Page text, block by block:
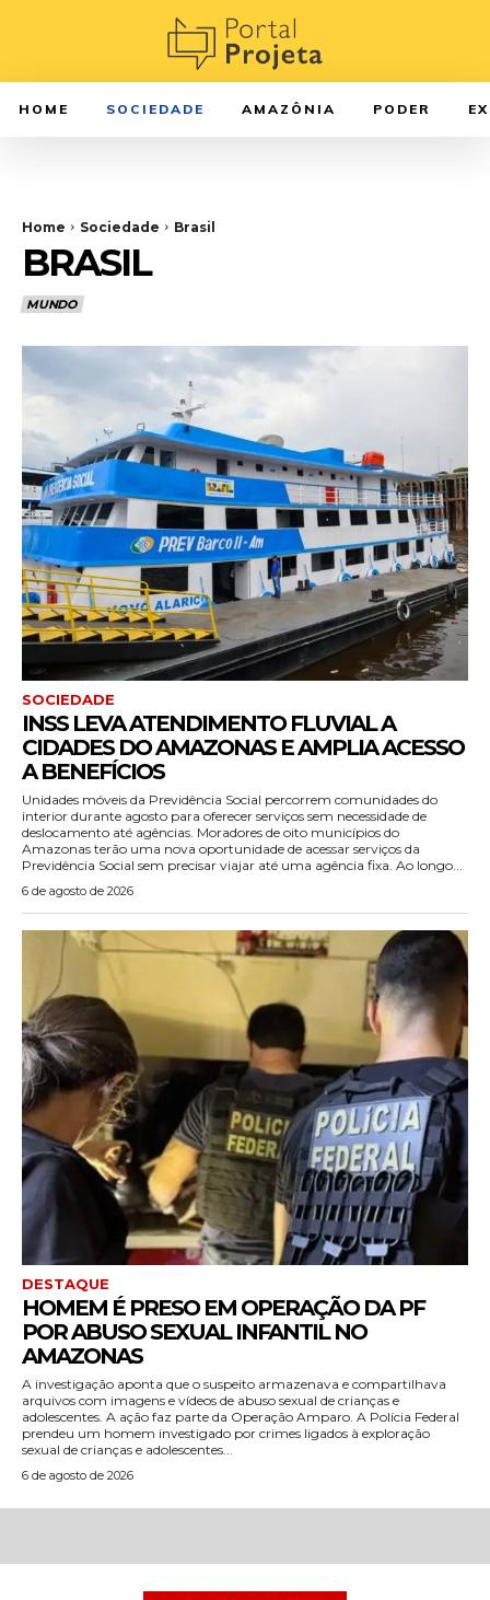
HOME SOCIEDADE AMAZÔNIA PODER
Home Sociedade Brasil
BRASIL
MUNDO
SOCIEDADE
INSS LEVA ATENDIMENTO FLUVIAL A
CIDADES DO AMAZONAS E AMPLIA ACESSO
A BENEFÍCIOS
Unidades móveis da Previdência Social percorrem comunidades do
interior durante agosto para oferecer serviços sem necessidade de
deslocamento até agências. Moradores de oito municípios do
Amazonas terão uma nova oportunidade de acessar serviços da
Previdência Social sem precisar viajar até uma agência fixa. Ao longo...
6 de agosto de 2026
DESTAQUE
HOMEM É PRESO EM OPERAÇÃO DA PF
POR ABUSO SEXUAL INFANTIL NO
AMAZONAS
A investigação aponta que o suspeito armazenava e compartilhava
arquivos com imagens e vídeos de abuso sexual de crianças e
adolescentes. A ação faz parte da Operação Amparo. A Polícia Federal
prendeu um homem investigado por crimes ligados à exploração
sexual de crianças e adolescentes...
6 de agosto de 2026